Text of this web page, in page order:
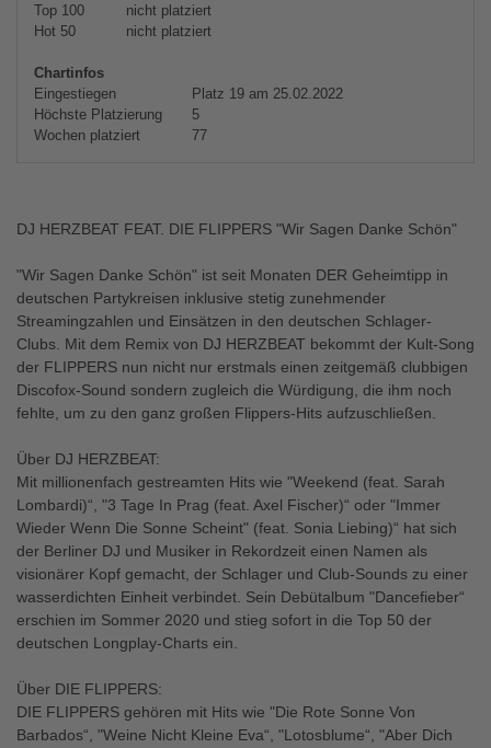
Top 100
nicht platziert
Hot 50
nicht platziert
Chartinfos
Eingestiegen
Platz 19 am 25.02.2022
Höchste Platzierung
5
Wochen platziert
77
DJ HERZBEAT FEAT. DIE FLIPPERS "Wir Sagen Danke Schön"
"Wir Sagen Danke Schön" ist seit Monaten DER Geheimtipp in
deutschen Partykreisen inklusive stetig zunehmender
Streamingzahlen und Einsätzen in den deutschen Schlager-
Clubs. Mit dem Remix von DJ HERZBEAT bekommt der Kult-Song
der FLIPPERS nun nicht nur erstmals einen zeitgemäß clubbigen
Discofox-Sound sondern zugleich die Würdigung, die ihm noch
fehlte, um zu den ganz großen Flippers-Hits aufzuschließen.
Über DJ HERZBEAT:
Mit millionenfach gestreamten Hits wie "Weekend (feat. Sarah
Lombardi)“, "3 Tage In Prag (feat. Axel Fischer)“ oder "Immer
Wieder Wenn Die Sonne Scheint" (feat. Sonia Liebing)“ hat sich
der Berliner DJ und Musiker in Rekordzeit einen Namen als
visionärer Kopf gemacht, der Schlager und Club-Sounds zu einer
wasserdichten Einheit verbindet. Sein Debütalbum "Dancefieber“
erschien im Sommer 2020 und stieg sofort in die Top 50 der
deutschen Longplay-Charts ein.
Über DIE FLIPPERS:
DIE FLIPPERS gehören mit Hits wie "Die Rote Sonne Von
Barbados“, "Weine Nicht Kleine Eva“, "Lotosblume“, "Aber Dich